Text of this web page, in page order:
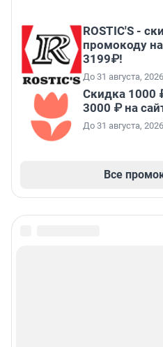
ROSTIC'S -
промокоду
3199₽!
До 31 августа, 2026
Скидка 1000
3000 ₽ на
До 31 августа, 2026
Все